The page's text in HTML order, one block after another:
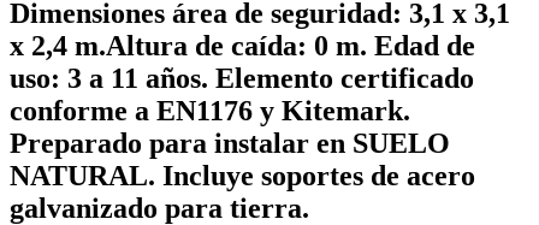
Dimensiones área de seguridad: 3,1 x 3,1
x 2,4 m.Altura de caída: 0 m. Edad de
uso: 3 a 11 años. Elemento certificado
conforme a EN1176 y Kitemark.
Preparado para instalar en SUELO
NATURAL. Incluye soportes de acero
galvanizado para tierra.